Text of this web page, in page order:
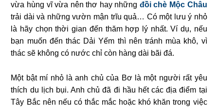
vừa hùng vĩ vừa nên thơ hay những đồi chè Mộc Châu
trải dài và những vườn mận trĩu quả… Có một lưu ý nhỏ
là hãy chọn thời gian đến thăm hợp lý nhất. Ví dụ, nếu
bạn muốn đến thác Dải Yếm thì nên tránh mùa khô, vì
thác sẽ không có nước chỉ còn hàng dài bãi đá.
Một bật mí nhỏ là anh chủ của Bơ là một người rất yêu
thích du lịch bụi. Anh chủ đã đi hầu hết các địa điểm tại
Tây Bắc nên nếu có thắc mắc hoặc khó khăn trong việc